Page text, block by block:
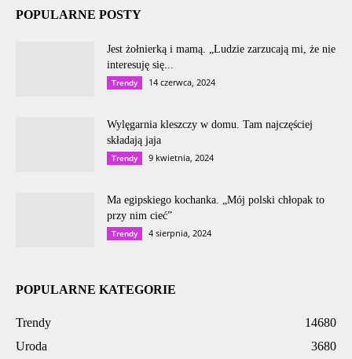
POPULARNE POSTY
Jest żołnierką i mamą. „Ludzie zarzucają mi, że nie
interesuję się...
Trendy 14 czerwca, 2024
Wylęgarnia kleszczy w domu. Tam najczęściej
składają jaja
Trendy 9 kwietnia, 2024
Ma egipskiego kochanka. „Mój polski chłopak to
przy nim cieć”
Trendy 4 sierpnia, 2024
POPULARNE KATEGORIE
Trendy
14680
Uroda
3680